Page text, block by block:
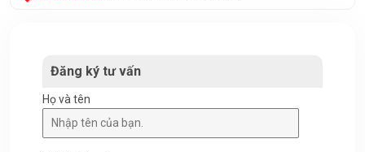
Đăng ký tư vấn
Họ và tên